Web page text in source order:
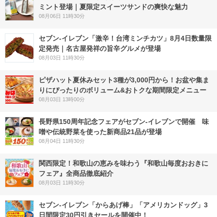
ミント登場｜夏限定スイーツサンドの爽快な魅力
08月06日 11時30分
セブン-イレブン「激辛！台湾ミンチカツ」8月4日数量限
定発売｜名古屋発祥の旨辛グルメが登場
08月03日 11時30分
ピザハット夏休みセット3種が3,000円から！お盆や集ま
りにぴったりのボリューム&おトクな期間限定メニュー
08月03日 13時00分
長野県150周年記念フェアがセブン-イレブンで開催 味
噌や伝統野菜を使った新商品21品が登場
08月04日 11時30分
関西限定！和歌山の恵みを味わう『和歌山毎度おおきに
フェア』全商品徹底紹介
08月03日 11時30分
セブン‐イレブン「からあげ棒」「アメリカンドッグ」3
日間限定30円引きセールを開催中！